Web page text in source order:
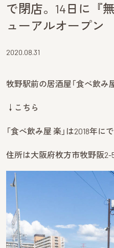
で閉店。14日に『
ューアルオープン
2020.08.31
牧野駅前の居酒屋「食べ飲み
↓こちら
「食べ飲み屋 楽」は2018年に
住所は大阪府枚方市牧野阪2-